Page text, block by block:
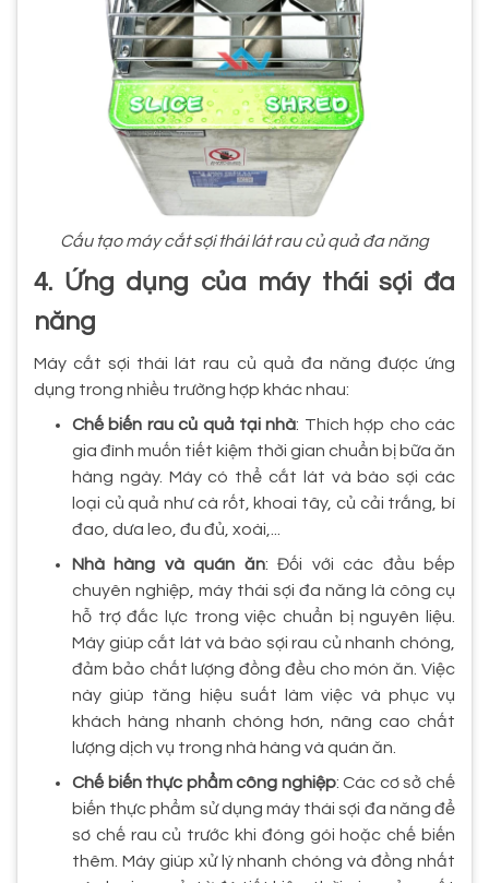
Cấu tạo máy cắt sợi thái lát rau củ quả đa năng
4. Ứng dụng của máy thái sợi đa
năng
Máy cắt sợi thái lát rau củ quả đa năng được ứng
dụng trong nhiều trường hợp khác nhau:
Chế biến rau củ quả tại nhà: Thích hợp cho các
gia đình muốn tiết kiệm thời gian chuẩn bị bữa ăn
hàng ngày. Máy có thể cắt lát và bào sợi các
loại củ quả như cà rốt, khoai tây, củ cải trắng, bí
đao, dưa leo, đu đủ, xoài,...
Nhà hàng và quán ăn: Đối với các đầu bếp
chuyên nghiệp, máy thái sợi đa năng là công cụ
hỗ trợ đắc lực trong việc chuẩn bị nguyên liệu.
Máy giúp cắt lát và bào sợi rau củ nhanh chóng,
đảm bảo chất lượng đồng đều cho món ăn. Việc
này giúp tăng hiệu suất làm việc và phục vụ
khách hàng nhanh chóng hơn, nâng cao chất
lượng dịch vụ trong nhà hàng và quán ăn.
Chế biến thực phẩm công nghiệp: Các cơ sở chế
biến thực phẩm sử dụng máy thái sợi đa năng để
sơ chế rau củ trước khi đóng gói hoặc chế biến
thêm. Máy giúp xử lý nhanh chóng và đồng nhất